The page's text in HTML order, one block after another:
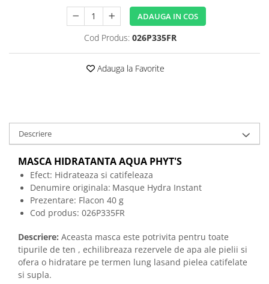
ADAUGA IN COS
Cod Produs: 026P335FR
Adauga la Favorite
Descriere
MASCA HIDRATANTA AQUA PHYT'S
Efect: Hidrateaza si catifeleaza
Denumire originala: Masque Hydra Instant
Prezentare: Flacon 40 g
Cod produs: 026P335FR
Descriere: Aceasta masca este potrivita pentru toate
tipurile de ten , echilibreaza rezervele de apa ale pielii si
ofera o hidratare pe termen lung lasand pielea catifelate
si supla.